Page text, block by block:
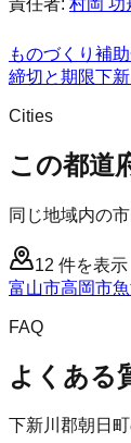
ものづくり補
締切と期限下
Cities
この都道
同じ地域内の
12 件を表示
富山市高岡市
FAQ
よくある
下新川郡朝日